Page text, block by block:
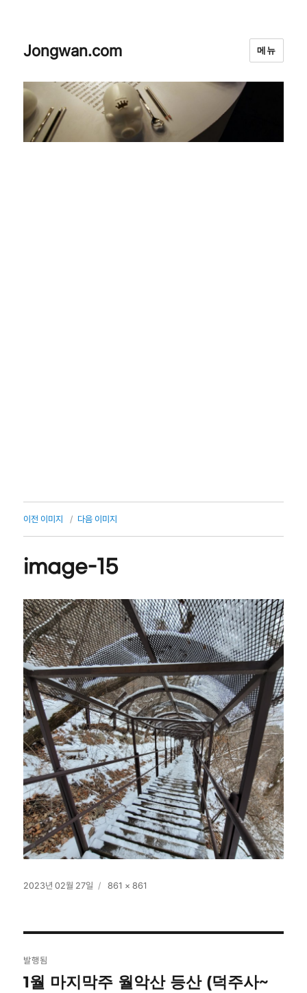
Jongwan.com 메뉴
이전 이미지 다음 이미지
image-15
작
2023년 02월 27일
전
861 × 861
탐
발행됨
1월 마지막주 월악산 등산 (덕주사~